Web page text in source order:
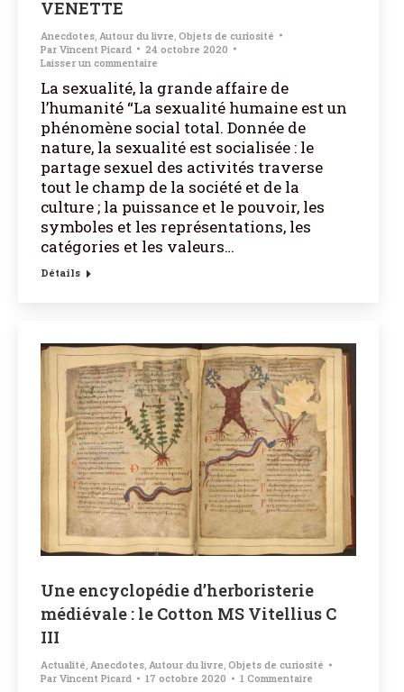
VENETTE
Anecdotes Autour du livre Objets de curiosité
Par Vincent Picard
24 octobre 2020
Laisser un commentaire
La sexualité, la grande affaire de
l’humanité “La sexualité humaine est un
phénomène social total. Donnée de
nature, la sexualité est socialisée : le
partage sexuel des activités traverse
tout le champ de la société et de la
culture ; la puissance et le pouvoir, les
symboles et les représentations, les
catégories et les valeurs…
Détails
Une encyclopédie d’herboristerie
médiévale : le Cotton MS Vitellius C
III
Actualité, Anecdotes, Autour du livre, Objets de curiosité
Par Vincent Picard 17 octobre 2020 1 Commentaire